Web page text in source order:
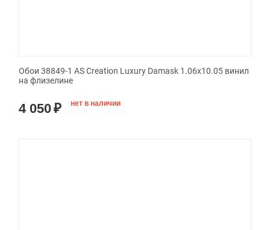
Обои 38849-1 AS Creation Luxury Damask 1.06x10.05 винил
на флизелине
4 050₽ нет в наличии